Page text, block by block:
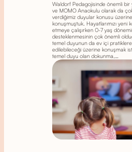
Waldorf Pedagojisinde önemli bir
ve MOMO Anaokulu olarak da
verdiğimiz duyular konusu
konuşmuştuk. Hayatlarımızı yeni
etmeye çalışırken 0-7 yaş
desteklenmesinin çok önemli
temel duyunun da ev içi
edilebileceği üzerine konuşmak
temel duyu olan dokunma,…